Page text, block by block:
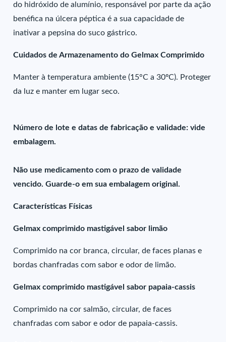
do hidróxido de alumínio, responsável por parte da ação
benéfica na úlcera péptica é a sua capacidade de
inativar a pepsina do suco gástrico.
Cuidados de Armazenamento do Gelmax Comprimido
Manter à temperatura ambiente (15°C a 30ºC). Proteger
da luz e manter em lugar seco.
Número de lote e datas de fabricação e validade: vide
embalagem.
Não use medicamento com o prazo de validade
vencido. Guarde-o em sua embalagem original.
Características Físicas
Gelmax comprimido mastigável sabor limão
Comprimido na cor branca, circular, de faces planas e
bordas chanfradas com sabor e odor de limão.
Gelmax comprimido mastigável sabor papaia-cassis
Comprimido na cor salmão, circular, de faces
chanfradas com sabor e odor de papaia-cassis.